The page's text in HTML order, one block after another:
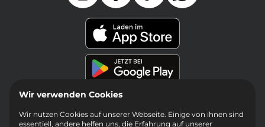
Wir verwenden Cookies
Wir nutzen Cookies auf unserer Webseite. Einige von ihnen sind
essentiell, andere helfen uns, die Erfahrung auf unserer